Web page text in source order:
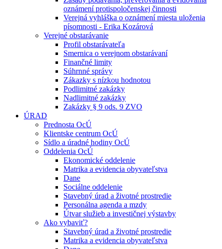
oznámení protispoločenskej činnosti
Verejná vyhláška o oznámení miesta uloženia
písomnosti - Erika Kozárová
Verejné obstarávanie
Profil obstarávateľa
Smernica o verejnom obstarávaní
Finančné limity
Súhrnné správy
Zákazky s nízkou hodnotou
Podlimitné zakázky
Nadlimitné zakázky
Zakázky § 9 ods. 9 ZVO
ÚRAD
Prednosta OcÚ
Klientske centrum OcÚ
Sídlo a úradné hodiny OcÚ
Oddelenia OcÚ
Ekonomické oddelenie
Matrika a evidencia obyvateľstva
Dane
Sociálne oddelenie
Stavebný úrad a životné prostredie
Personálna agenda a mzdy
Útvar služieb a investičnej výstavby
Ako vybaviť?
Stavebný úrad a životné prostredie
Matrika a evidencia obyvateľstva